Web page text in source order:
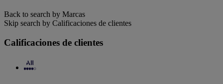
Back to search by Marcas
Skip search by Calificaciones de clientes
Calificaciones de clientes